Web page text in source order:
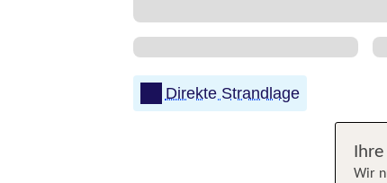
Direkte Strandlage
Wir